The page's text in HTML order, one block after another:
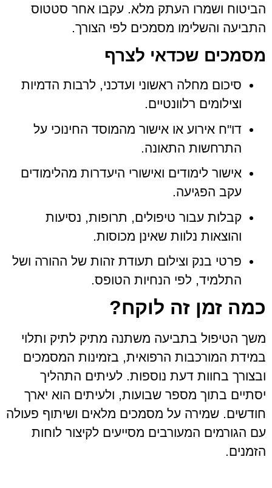
הביטוח ושמרו העתק מלא. עקבו אחר סטטוס
התביעה והשלימו מסמכים לפי הצורך.
מסמכים שכדאי לצרף
סיכום מחלה ראשוני ועדכני, לרבות הדמיות
וצילומים רלוונטיים.
דו"ח אירוע או אישור מהמוסד החינוכי על
התרחשות התאונה.
אישור לימודים ואישורי היעדרות מהלימודים
עקב הפגיעה.
קבלות עבור טיפולים, תרופות, נסיעות
והוצאות נלוות שאינן מכוסות.
פרטי בנק וצילום תעודת זהות של ההורה ושל
התלמיד, לפי הנחיות הטופס.
כמה זמן זה לוקח?
משך הטיפול בתביעה משתנה מתיק לתיק ותלוי
במידת המורכבות הרפואית, בזמינות המסמכים
ובצורך בחוות דעת נוספות. לעיתים התהליך
יסתיים בתוך מספר שבועות, ולעיתים הוא יארך
חודשים. שמירה על מסמכים מלאים ושיתוף פעולה
עם הגורמים המעורבים מסייעים לקיצור לוחות
הזמנים.